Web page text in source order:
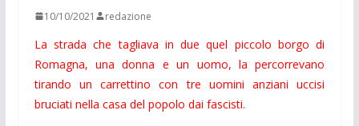
10/10/2021 redazione
La strada che tagliava in due quel piccolo borgo di
Romagna, una donna e un uomo, la percorrevano
tirando un carrettino con tre uomini anziani uccisi
bruciati nella casa del popolo dai fascisti.